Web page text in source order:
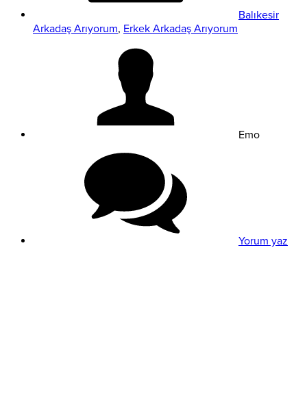
Balıkesir
Arkadaş Arıyorum, Erkek Arkadaş Arıyorum
Emo
Yorum yaz